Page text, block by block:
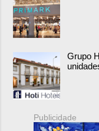
Grupo
Publicidade